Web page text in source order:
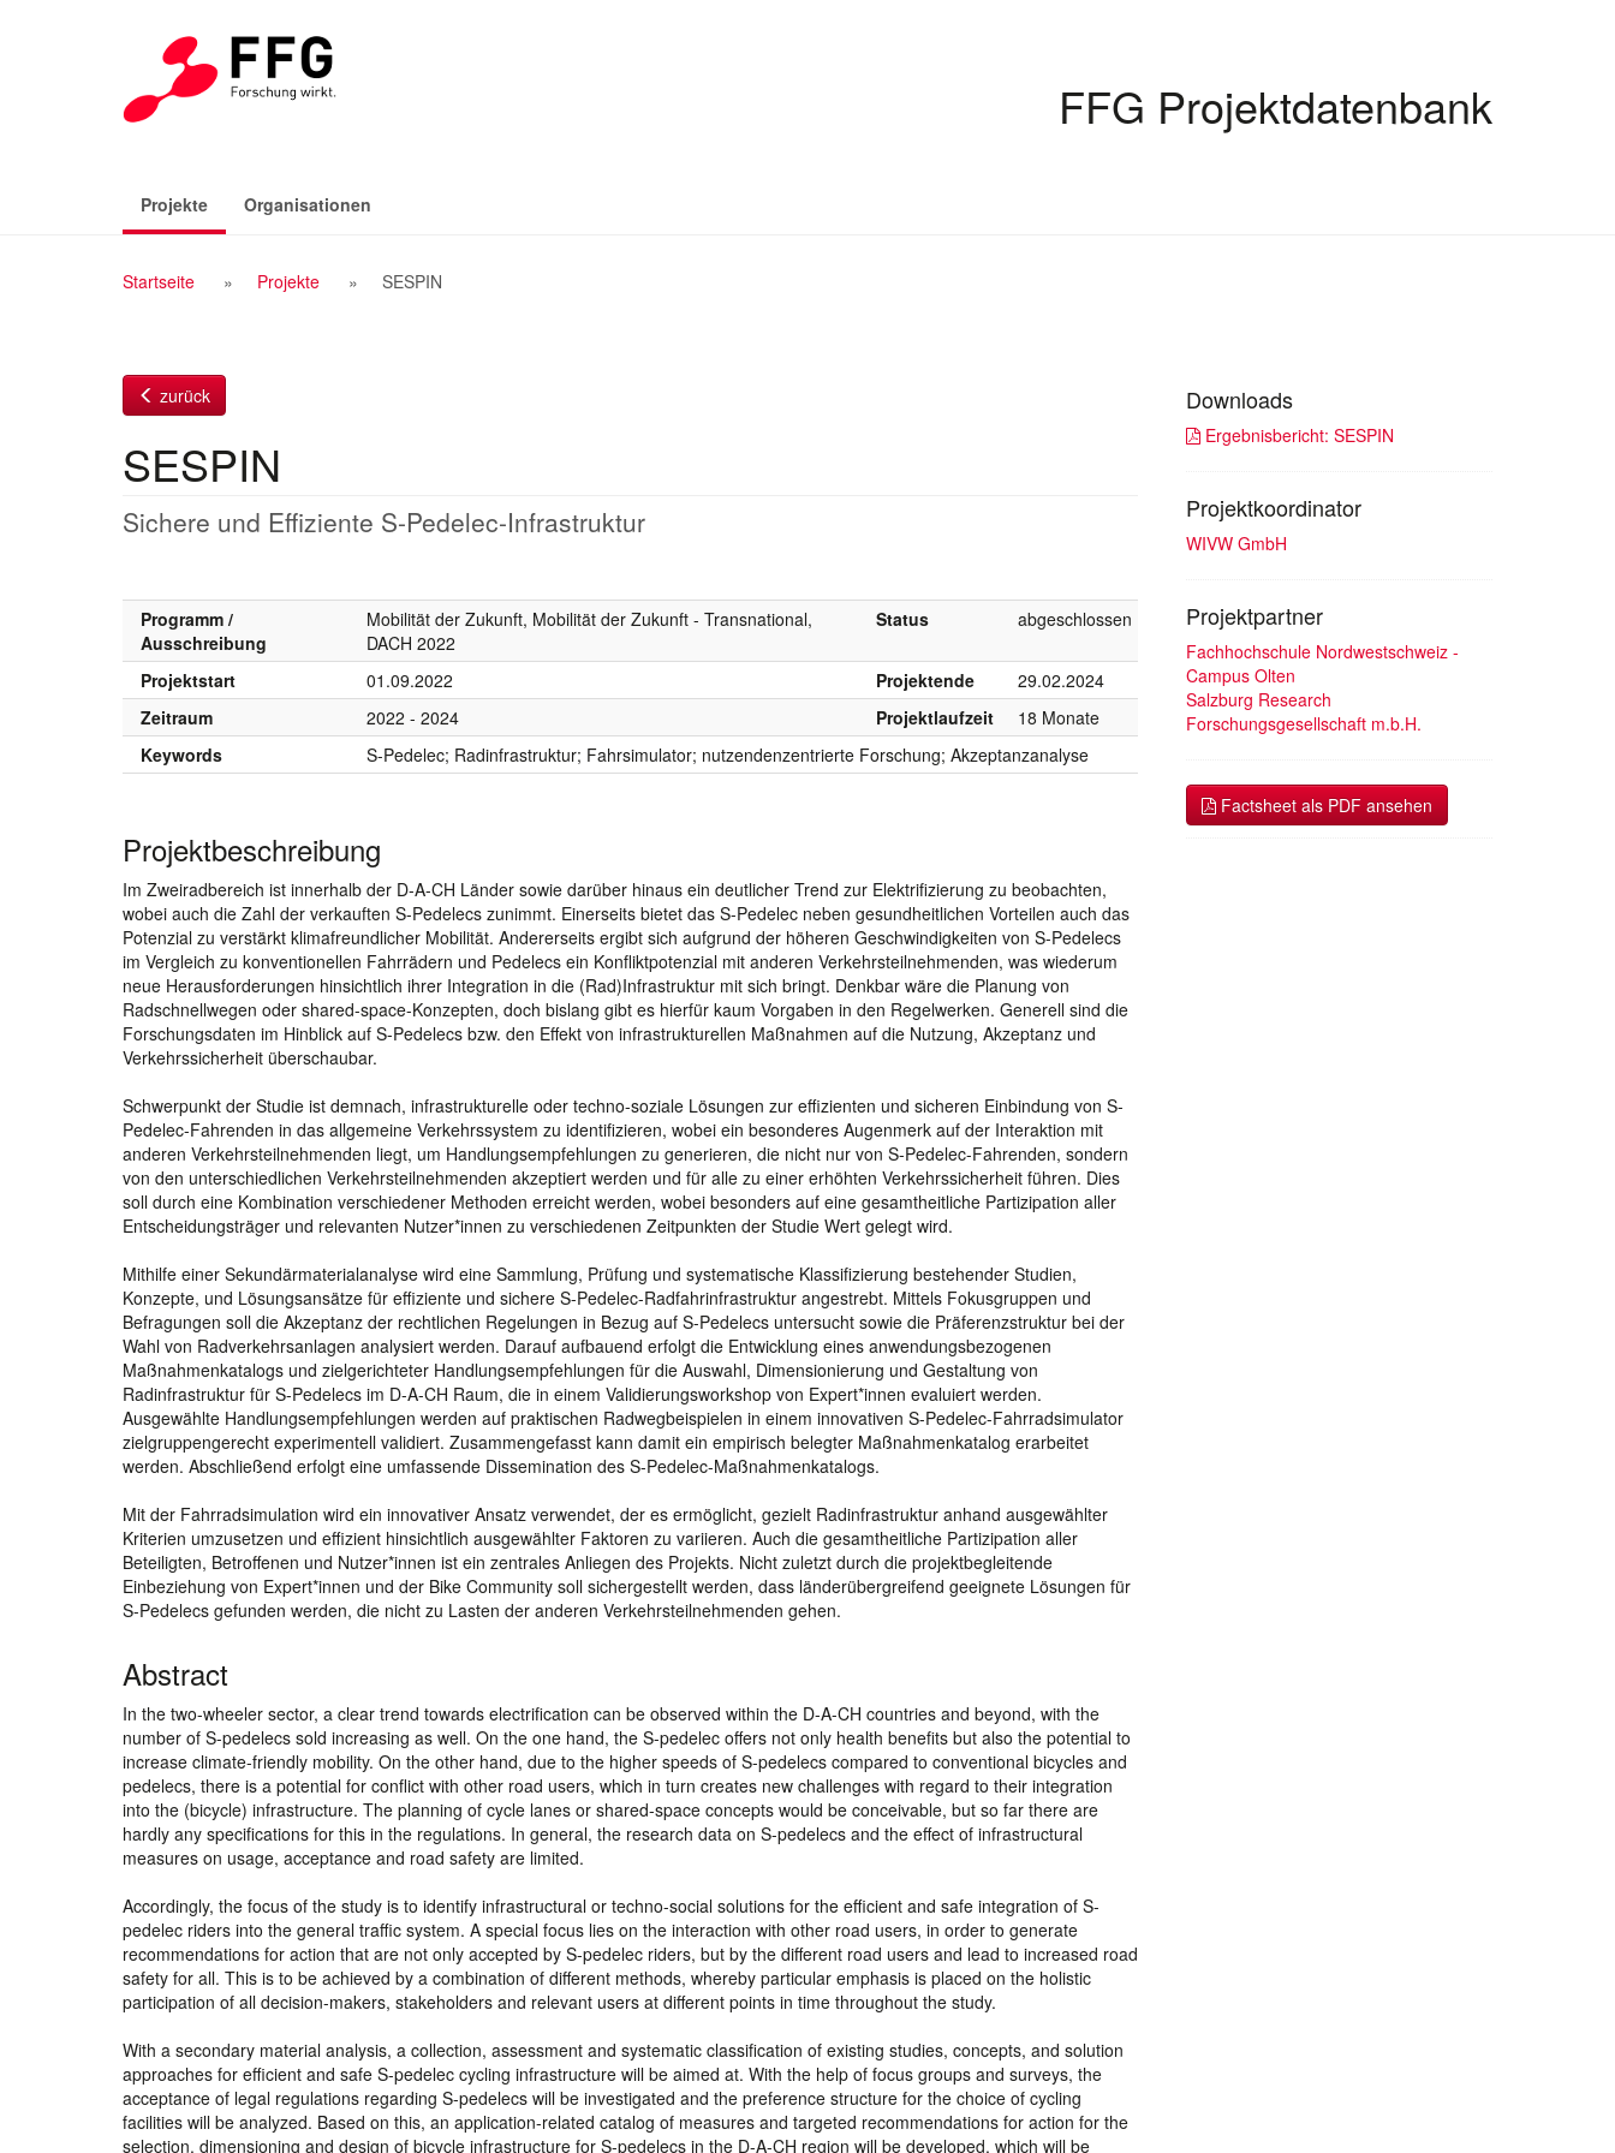
FFG Projektdatenbank
Projekte(aktiv)Organisationen
Breadcrumb
Startseite Projekte SESPIN
zurück
SESPIN
Sichere und Effiziente S-Pedelec-Infrastruktur
Programm /
Ausschreibung
Mobilität der Zukunft, Mobilität der Zukunft - Transnational,
DACH 2022
Status abgeschlossen
Projektstart 01.09.2022 Projektende
29.02.2024
Zeitraum
2022 - 2024 Projektlaufzeit
18 Monate
Keywords
S-Pedelec; Radinfrastruktur; Fahrsimulator; nutzendenzentrierte Forschung; Akzeptanzanalyse
Projektbeschreibung
Im Zweiradbereich ist innerhalb der D-A-CH Länder sowie darüber hinaus ein deutlicher Trend zur Elektrifizierung zu beobachten,
wobei auch die Zahl der verkauften S-Pedelecs zunimmt. Einerseits bietet das S-Pedelec neben gesundheitlichen Vorteilen auch das
Potenzial zu verstärkt klimafreundlicher Mobilität. Andererseits ergibt sich aufgrund der höheren Geschwindigkeiten von S-Pedelecs
im Vergleich zu konventionellen Fahrrädern und Pedelecs ein Konfliktpotenzial mit anderen Verkehrsteilnehmenden, was wiederum
neue Herausforderungen hinsichtlich ihrer Integration in die (Rad)Infrastruktur mit sich bringt. Denkbar wäre die Planung von
Radschnellwegen oder shared-space-Konzepten, doch bislang gibt es hierfür kaum Vorgaben in den Regelwerken. Generell sind die
Forschungsdaten im Hinblick auf S-Pedelecs bzw. den Effekt von infrastrukturellen Maßnahmen auf die Nutzung, Akzeptanz und
Verkehrssicherheit überschaubar.
Schwerpunkt der Studie ist demnach, infrastrukturelle oder techno-soziale Lösungen zur effizienten und sicheren Einbindung von S-
Pedelec-Fahrenden in das allgemeine Verkehrssystem zu identifizieren, wobei ein besonderes Augenmerk auf der Interaktion mit
anderen Verkehrsteilnehmenden liegt, um Handlungsempfehlungen zu generieren, die nicht nur von S-Pedelec-Fahrenden, sondern
von den unterschiedlichen Verkehrsteilnehmenden akzeptiert werden und für alle zu einer erhöhten Verkehrssicherheit führen. Dies
soll durch eine Kombination verschiedener Methoden erreicht werden, wobei besonders auf eine gesamtheitliche Partizipation aller
Entscheidungsträger und relevanten Nutzer*innen zu verschiedenen Zeitpunkten der Studie Wert gelegt wird.
Mithilfe einer Sekundärmaterialanalyse wird eine Sammlung, Prüfung und systematische Klassifizierung bestehender Studien,
Konzepte, und Lösungsansätze für effiziente und sichere S-Pedelec-Radfahrinfrastruktur angestrebt. Mittels Fokusgruppen und
Befragungen soll die Akzeptanz der rechtlichen Regelungen in Bezug auf S-Pedelecs untersucht sowie die Präferenzstruktur bei der
Wahl von Radverkehrsanlagen analysiert werden. Darauf aufbauend erfolgt die Entwicklung eines anwendungsbezogenen
Maßnahmenkatalogs und zielgerichteter Handlungsempfehlungen für die Auswahl, Dimensionierung und Gestaltung von
Radinfrastruktur für S-Pedelecs im D-A-CH Raum, die in einem Validierungsworkshop von Expert*innen evaluiert werden.
Ausgewählte Handlungsempfehlungen werden auf praktischen Radwegbeispielen in einem innovativen S-Pedelec-Fahrradsimulator
zielgruppengerecht experimentell validiert. Zusammengefasst kann damit ein empirisch belegter Maßnahmenkatalog erarbeitet
werden. Abschließend erfolgt eine umfassende Dissemination des S-Pedelec-Maßnahmenkatalogs.
Mit der Fahrradsimulation wird ein innovativer Ansatz verwendet, der es ermöglicht, gezielt Radinfrastruktur anhand ausgewählter
Kriterien umzusetzen und effizient hinsichtlich ausgewählter Faktoren zu variieren. Auch die gesamtheitliche Partizipation aller
Beteiligten, Betroffenen und Nutzer*innen ist ein zentrales Anliegen des Projekts. Nicht zuletzt durch die projektbegleitende
Einbeziehung von Expert*innen und der Bike Community soll sichergestellt werden, dass länderübergreifend geeignete Lösungen für
S-Pedelecs gefunden werden, die nicht zu Lasten der anderen Verkehrsteilnehmenden gehen.
Abstract
In the two-wheeler sector, a clear trend towards electrification can be observed within the D-A-CH countries and beyond, with the
number of S-pedelecs sold increasing as well. On the one hand, the S-pedelec offers not only health benefits but also the potential to
increase climate-friendly mobility. On the other hand, due to the higher speeds of S-pedelecs compared to conventional bicycles and
pedelecs, there is a potential for conflict with other road users, which in turn creates new challenges with regard to their integration
into the (bicycle) infrastructure. The planning of cycle lanes or shared-space concepts would be conceivable, but so far there are
hardly any specifications for this in the regulations. In general, the research data on S-pedelecs and the effect of infrastructural
measures on usage, acceptance and road safety are limited.
Accordingly, the focus of the study is to identify infrastructural or techno-social solutions for the efficient and safe integration of S-
pedelec riders into the general traffic system. A special focus lies on the interaction with other road users, in order to generate
recommendations for action that are not only accepted by S-pedelec riders, but by the different road users and lead to increased road
safety for all. This is to be achieved by a combination of different methods, whereby particular emphasis is placed on the holistic
participation of all decision-makers, stakeholders and relevant users at different points in time throughout the study.
With a secondary material analysis, a collection, assessment and systematic classification of existing studies, concepts, and solution
approaches for efficient and safe S-pedelec cycling infrastructure will be aimed at. With the help of focus groups and surveys, the
acceptance of legal regulations regarding S-pedelecs will be investigated and the preference structure for the choice of cycling
facilities will be analyzed. Based on this, an application-related catalog of measures and targeted recommendations for action for the
selection, dimensioning and design of bicycle infrastructure for S-pedelecs in the D-A-CH region will be developed, which will be
Downloads
Ergebnisbericht: SESPIN
Projektkoordinator
WIVW GmbH
Projektpartner
Fachhochschule Nordwestschweiz -
Campus Olten
Salzburg Research
Forschungsgesellschaft m.b.H.
Factsheet als PDF ansehen